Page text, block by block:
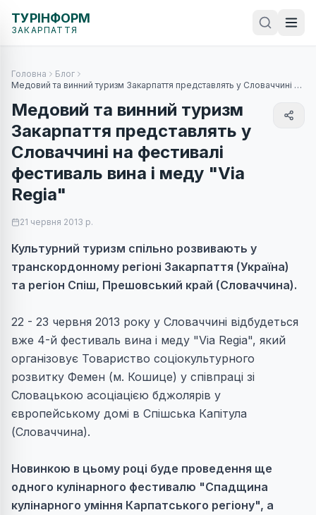
ТУРІНФОРМ
ЗАКАРПАТТЯ
Головна
Блог
Медовий та винний туризм Закарпаття представлять у Словаччині на
Медовий та винний туризм
Закарпаття представлять у
Словаччині на фестивалі
фестиваль вина і меду "Via
Regia"
21 червня 2013 р.
Культурний туризм спільно розвивають у
транскордонному регіоні Закарпаття (Україна)
та регіон Спіш, Прешовський край (Словаччина).
22 - 23 червня 2013 року у Словаччині відбудеться
вже 4-й фестиваль вина і меду "Via Regia", який
організовує Товариство соціокультурного
розвитку Фемен (м. Кошице) у співпраці зі
Словацькою асоціацією бджолярів у
європейському домі в Спішська Капітула
(Словаччина).
Новинкою в цьому році буде проведення ще
одного кулінарного фестивалю "Спадщина
кулінарного уміння Карпатського регіону", а